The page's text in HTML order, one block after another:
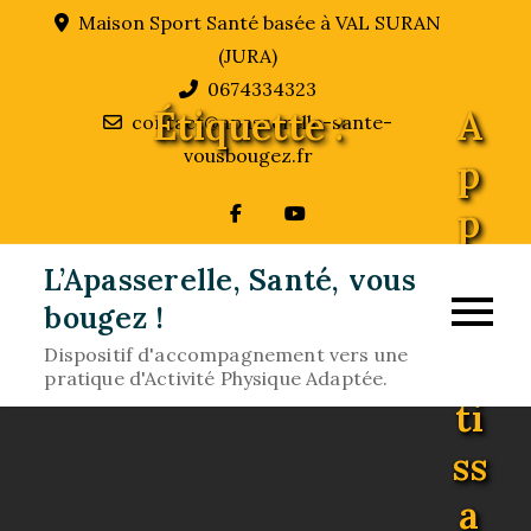
Maison Sport Santé basée à VAL SURAN
(JURA)
0674334323
contact@apasserelle-sante-
vousbougez.fr
L’Apasserelle, Santé, vous
bougez !
Dispositif d'accompagnement vers une
pratique d'Activité Physique Adaptée.
Étiquette :
A
p
p
e
ti
ss
a